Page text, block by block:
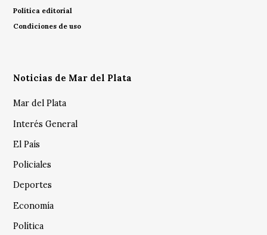
Política editorial
Condiciones de uso
Noticias de Mar del Plata
Mar del Plata
Interés General
El País
Policiales
Deportes
Economía
Política